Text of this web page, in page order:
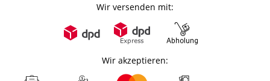
Wir versenden mit:
Wir akzeptieren: